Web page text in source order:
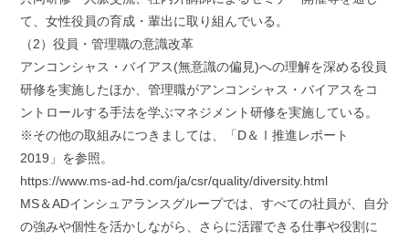
て、女性役員の育成・輩出に取り組んでいる。
（2）役員・管理職の意識改革
アンコンシャス・バイアス(無意識の偏見)への理解を深める役員
研修を実施したほか、管理職がアンコンシャス・バイアスをコ
ントロールする手法を学ぶマネジメント研修を実施している。
※その他の取組みにつきましては、「D＆Ⅰ推進レポート
2019」を参照。
https://www.ms-ad-hd.com/ja/csr/quality/diversity.html
MS＆ADインシュアランスグループでは、すべての社員が、自分
の強みや個性を活かしながら、さらに活躍できる仕事や役割に